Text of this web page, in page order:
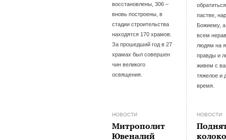
восстановлены, 306 –
вновь построены, в
стадии строительства
находятся 170 храмов.
За прошедший год в 27
храмах был совершен
чин великого
освящения.
пастве,
Божиему, а
всем
людям на
правды и
живем с
тяжелое и
время.
НОВОСТИ
Митрополит
Ювеналий
НОВОСТИ